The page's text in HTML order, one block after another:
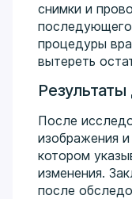
снимки и
процедуры
вытереть
После
изображения
котором
изменения.
после